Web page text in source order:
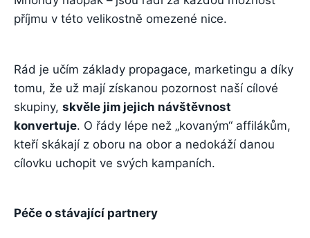
příjmu v této velikostně omezené nice.
Rád je učím základy propagace, marketingu a díky
tomu, že už mají získanou pozornost naší cílové
skupiny, skvěle jim jejich návštěvnost
konvertuje. O řády lépe než „kovaným“ affilákům,
kteří skákají z oboru na obor a nedokáží danou
cílovku uchopit ve svých kampaních.
Péče o stávající partnery